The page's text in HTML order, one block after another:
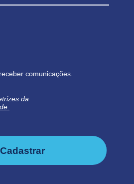
comunicações.
da
Cadastrar